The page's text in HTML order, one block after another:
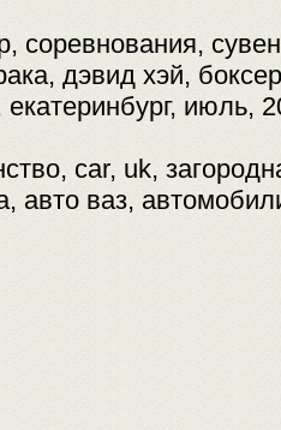
соревнования,
дэвид хэй,
екатеринбург, июль,
car, uk,
авто ваз,